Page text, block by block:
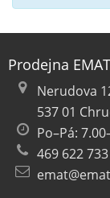
Prodejna EMAT
Nerudova
537 01
Po–Pá:
469 622 733